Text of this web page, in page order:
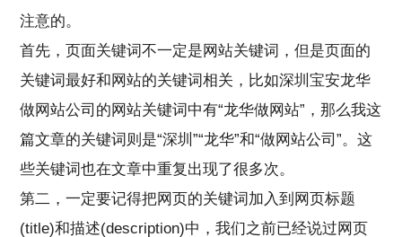
注意的。
首先，页面关键词不一定是网站关键词，但是页面的
关键词最好和网站的关键词相关，比如深圳宝安龙华
做网站公司的网站关键词中有“龙华做网站”，那么我这
篇文章的关键词则是“深圳”“龙华”和“做网站公司”。这
些关键词也在文章中重复出现了很多次。
第二，一定要记得把网页的关键词加入到网页标题
(title)和描述(description)中，我们之前已经说过网页